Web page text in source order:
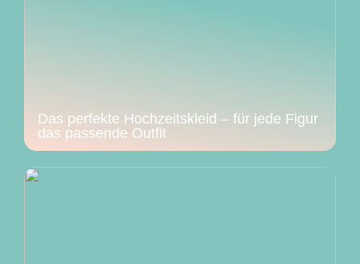
Das perfekte Hochzeitskleid – für jede Figur
das passende Outfit